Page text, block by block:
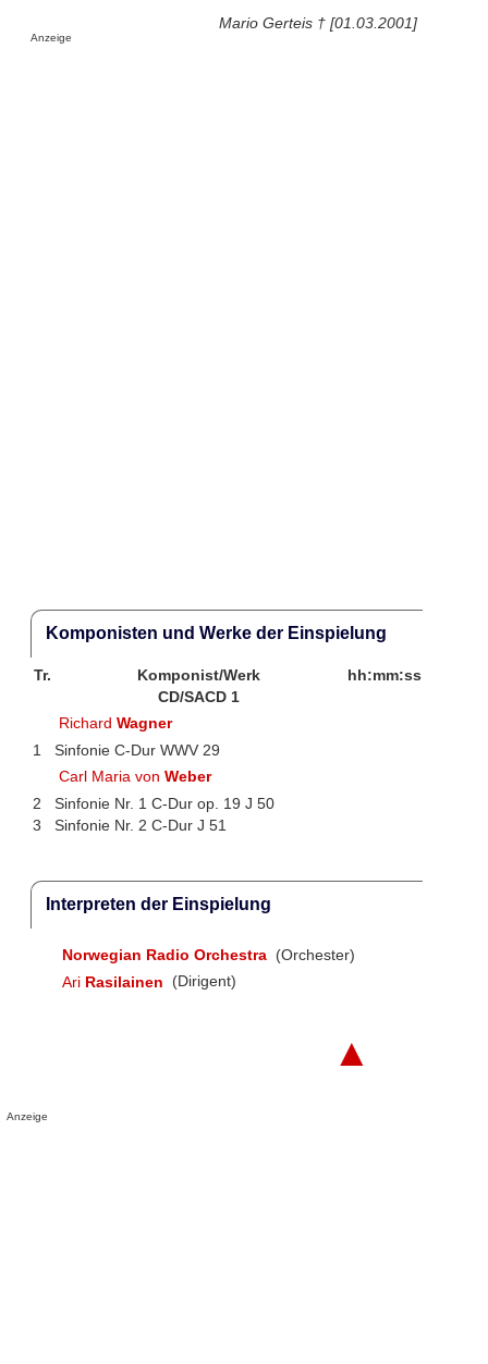
Mario Gerteis † [01.03.2001]
Anzeige
Komponisten und Werke der Einspielung
Tr. Komponist/Werk
hh:mm:ss
CD/SACD 1
RichardWagner
1
Sinfonie C-Dur WWV 29
Carl Maria vonWeber
2
Sinfonie Nr. 1 C-Dur op. 19 J 50
3
Sinfonie Nr. 2 C-Dur J 51
Interpreten der Einspielung
Norwegian Radio Orchestra (Orchester)
Ari Rasilainen (Dirigent)
▲
Anzeige